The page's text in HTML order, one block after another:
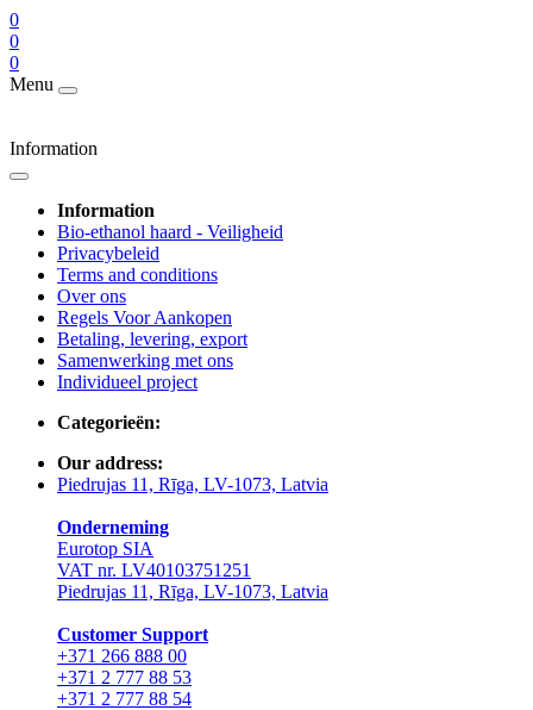
0
0
0
Menu
Information
Information
Bio-ethanol haard - Veiligheid
Privacybeleid
Terms and conditions
Over ons
Regels Voor Aankopen
Betaling, levering, export
Samenwerking met ons
Individueel project
Categorieën:
Our address:
Piedrujas 11, Rīga, LV-1073, Latvia
Onderneming
Eurotop SIA
VAT nr. LV40103751251
Piedrujas 11, Rīga, LV-1073, Latvia
Сustomer Support
+371 266 888 00
+371 2 777 88 53
+371 2 777 88 54